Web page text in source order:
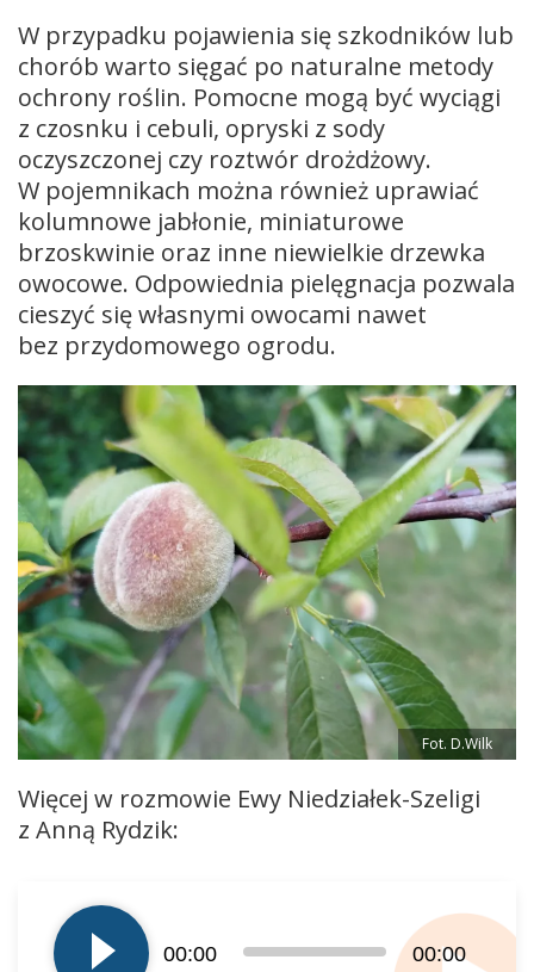
W przypadku pojawienia się szkodników lub
chorób warto sięgać po naturalne metody
ochrony roślin. Pomocne mogą być wyciągi
z czosnku i cebuli, opryski z sody
oczyszczonej czy roztwór drożdżowy.
W pojemnikach można również uprawiać
kolumnowe jabłonie, miniaturowe
brzoskwinie oraz inne niewielkie drzewka
owocowe. Odpowiednia pielęgnacja pozwala
cieszyć się własnymi owocami nawet
bez przydomowego ogrodu.
Fot. D.Wilk
Więcej w rozmowie Ewy Niedziałek-Szeligi
z Anną Rydzik:
plików
dźwiękowych
00:00 00:00